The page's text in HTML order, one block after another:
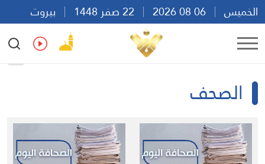
الخميس
بيروت
20:48
Ar
الصحف